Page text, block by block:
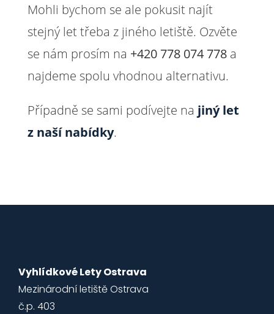
Mohli bychom se ale pokusit najít
stejný let třeba z jiného letiště. Ozvěte
se nám prosím na +420 778 074 778 a
najdeme spolu vhodnou alternativu.
Případně se sami podívejte na jiný let
z naší nabídky.
Vyhlídkové Lety Ostrava
Mezinárodní letiště Ostrava
č.p. 403